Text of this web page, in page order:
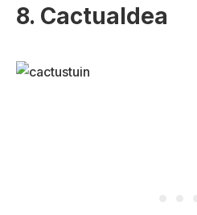
8. Cactualdea